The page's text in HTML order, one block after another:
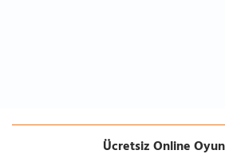
Ücretsiz Online